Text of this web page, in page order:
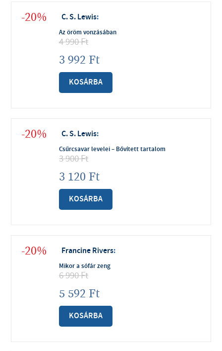
-20% C. S. Lewis:
Az öröm vonzásában
4 990Ft
3 992 Ft
KOSÁRBA
-20% C. S. Lewis:
Csűrcsavar levelei – Bővített tartalom
3 900Ft
3 120 Ft
KOSÁRBA
-20% Francine Rivers:
Mikor a sófár zeng
6 990Ft
5 592 Ft
KOSÁRBA